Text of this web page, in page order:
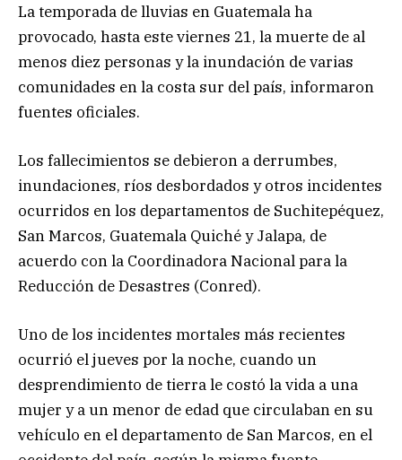
La temporada de lluvias en Guatemala ha
provocado, hasta este viernes 21, la muerte de al
menos diez personas y la inundación de varias
comunidades en la costa sur del país, informaron
fuentes oficiales.
Los fallecimientos se debieron a derrumbes,
inundaciones, ríos desbordados y otros incidentes
ocurridos en los departamentos de Suchitepéquez,
San Marcos, Guatemala Quiché y Jalapa, de
acuerdo con la Coordinadora Nacional para la
Reducción de Desastres (Conred).
Uno de los incidentes mortales más recientes
ocurrió el jueves por la noche, cuando un
desprendimiento de tierra le costó la vida a una
mujer y a un menor de edad que circulaban en su
vehículo en el departamento de San Marcos, en el